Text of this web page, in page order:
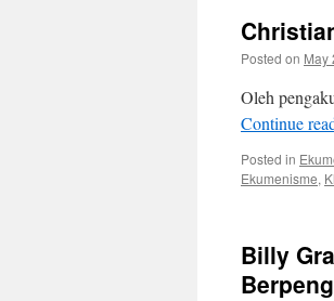
Posted on May
Oleh
Continue
Posted in
Ekumenisme,
Billy